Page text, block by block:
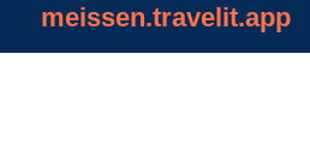
meissen.travelit.app